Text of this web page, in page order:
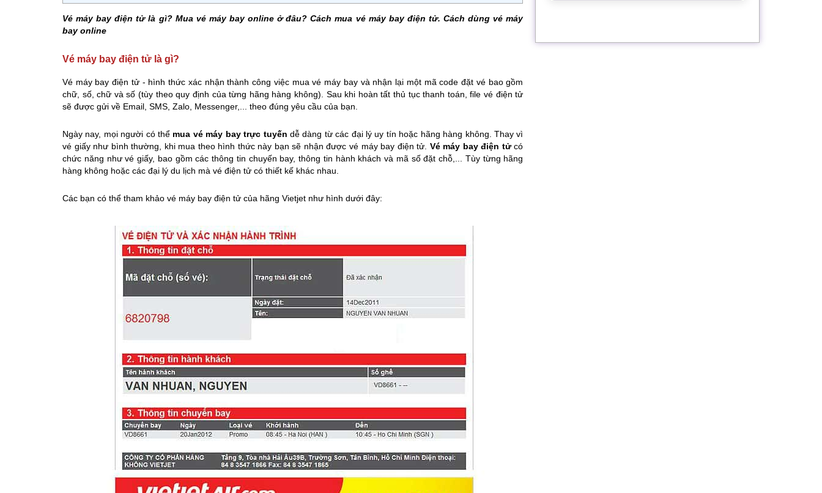
Vé máy bay điện tử là gì? Mua vé máy bay online ở đâu? Cách mua vé máy bay điện tử. Cách dùng vé máy
bay online
Vé máy bay điện tử là gì?
Vé máy bay điện tử - hình thức xác nhận thành công việc mua vé máy bay và nhận lại một mã code đặt vé bao gồm
chữ, số, chữ và số (tùy theo quy định của từng hãng hàng không). Sau khi hoàn tất thủ tục thanh toán, file vé điện tử
sẽ được gửi về Email, SMS, Zalo, Messenger,... theo đúng yêu cầu của bạn.
Ngày nay, mọi người có thể mua vé máy bay trực tuyến dễ dàng từ các đại lý uy tín hoặc hãng hàng không. Thay vì
vé giấy như bình thường, khi mua theo hình thức này bạn sẽ nhận được vé máy bay điện tử. Vé máy bay điện tửcó
chức năng như vé giấy, bao gồm các thông tin chuyến bay, thông tin hành khách và mã số đặt chỗ,... Tùy từng hãng
hàng không hoặc các đại lý du lịch mà vé điện tử có thiết kế khác nhau.
Các bạn có thể tham khảo vé máy bay điện tử của hãng Vietjet như hình dưới đây: